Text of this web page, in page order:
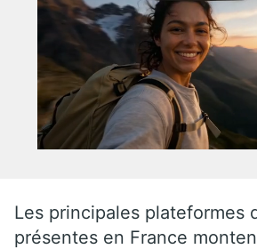
Les principales plateformes
présentes en France